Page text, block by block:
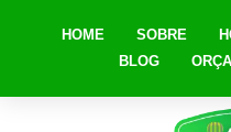
HOME SOBRE
BLOG